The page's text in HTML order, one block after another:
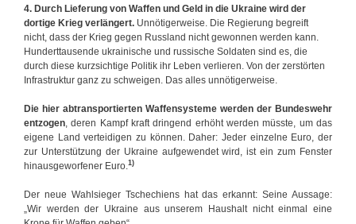
4. Durch Lieferung von Waffen und Geld in die Ukraine wird der
dortige Krieg verlängert. Unnötigerweise. Die Regierung begreift
nicht, dass der Krieg gegen Russland nicht gewonnen werden kann.
Hunderttausende ukrainische und russische Soldaten sind es, die
durch diese kurzsichtige Politik ihr Leben verlieren. Von der zerstörten
Infrastruktur ganz zu schweigen. Das alles unnötigerweise.
Die hier abtransportierten Waffensysteme werden der Bundeswehr
entzogen, deren Kampf kraft dringend erhöht werden müsste, um das
eigene Land verteidigen zu können. Daher: Jeder einzelne Euro, der
zur Unterstützung der Ukraine aufgewendet wird, ist ein zum Fenster
hinausgeworfener Euro.1)
Der neue Wahlsieger Tschechiens hat das erkannt: Seine Aussage:
„Wir werden der Ukraine aus unserem Haushalt nicht einmal eine